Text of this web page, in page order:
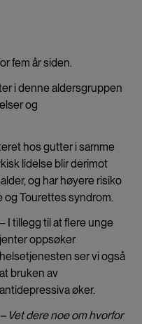
fem år siden.
i denne aldersgruppen
og
hos gutter i samme
lidelse blir derimot
og har høyere risiko
og Tourettes syndrom.
– I tillegg til at flere unge
jenter oppsøker
helsetjenesten ser vi også
at bruken av
antidepressiva øker.
– Vet dere noe om hvorfor